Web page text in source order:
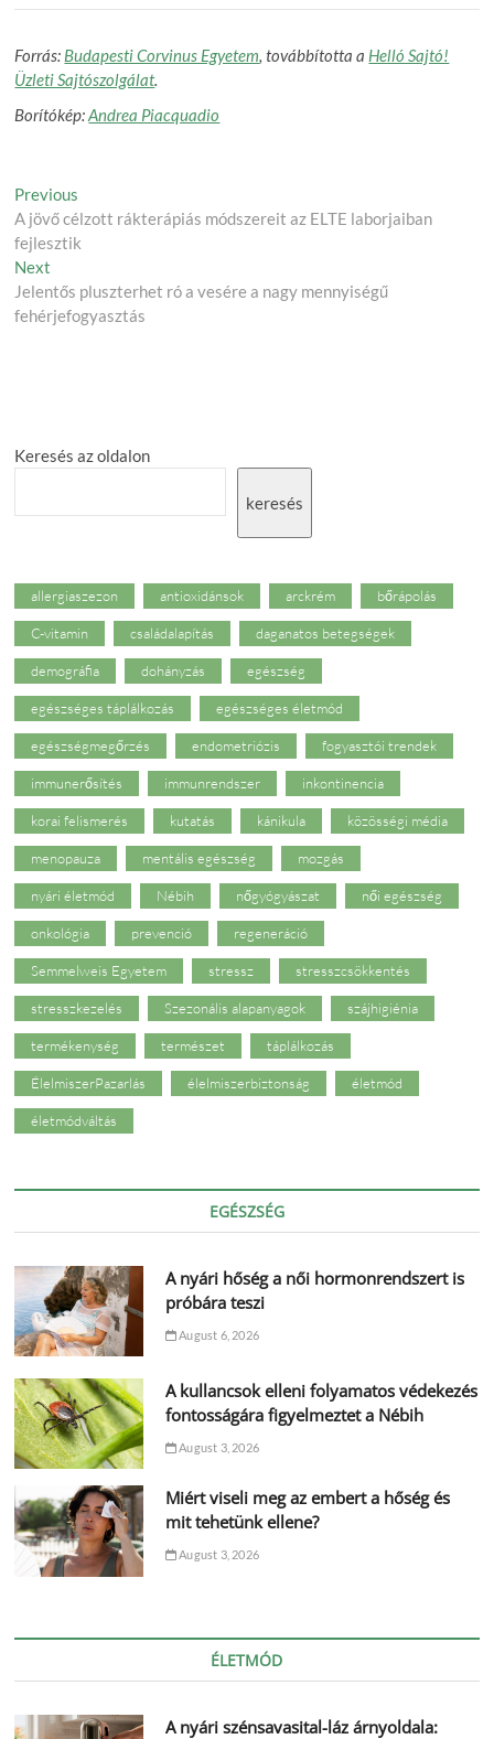
Forrás: Budapesti Corvinus Egyetem , továbbította a Helló Sajtó!
Üzleti Sajtószolgálat.
Borítókép:Andrea Piacquadio
Post
navigation
Previous
post:
A jövő célzott rákterápiás módszereit az ELTE laborjaiban
fejlesztik
Next
post:
Jelentős pluszterhet ró a vesére a nagy mennyiségű
fehérjefogyasztás
Keresés az oldalon
keresés
allergiaszezon antioxidánsok arckrém bőrápolás
C-vitamin családalapítás daganatos betegségek
demográfia dohányzás egészség
egészséges táplálkozás egészséges életmód
egészségmegőrzés endometriózis fogyasztói trendek
immunerősítés immunrendszer inkontinencia
korai felismerés kutatás kánikula közösségi média
menopauza mentális egészség mozgás
nyári életmód Nébih nőgyógyászat női egészség
onkológia prevenció regeneráció
Semmelweis Egyetem stressz stresszcsökkentés
stresszkezelés Szezonális alapanyagok szájhigiénia
termékenység természet táplálkozás
ÉlelmiszerPazarlás élelmiszerbiztonság életmód
életmódváltás
EGÉSZSÉG
A nyári hőség a női hormonrendszert is
próbára teszi
August 6, 2026
A kullancsok elleni folyamatos védekezés
fontosságára figyelmeztet a Nébih
August 3, 2026
Miért viseli meg az embert a hőség és
mit tehetünk ellene?
August 3, 2026
ÉLETMÓD
A nyári szénsavasital-láz árnyoldala: